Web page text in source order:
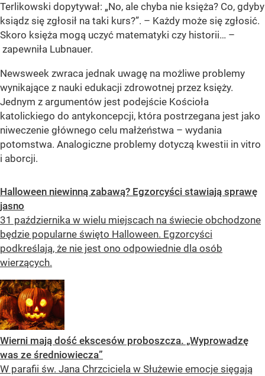
Terlikowski dopytywał: „No, ale chyba nie księża? Co, gdyby
ksiądz się zgłosił na taki kurs?”. – Każdy może się zgłosić.
Skoro księża mogą uczyć matematyki czy historii… –
zapewniła Lubnauer.
Newsweek zwraca jednak uwagę na możliwe problemy
wynikające z nauki edukacji zdrowotnej przez księży.
Jednym z argumentów jest podejście Kościoła
katolickiego do antykoncepcji, która postrzegana jest jako
niweczenie głównego celu małżeństwa – wydania
potomstwa. Analogiczne problemy dotyczą kwestii in vitro
i aborcji.
Halloween niewinną zabawą? Egzorcyści stawiają sprawę
jasno
31 października w wielu miejscach na świecie obchodzone
będzie popularne święto Halloween. Egzorcyści
podkreślają, że nie jest ono odpowiednie dla osób
wierzących.
Wierni mają dość ekscesów proboszcza. „Wyprowadzę
was ze średniowiecza”
W parafii św. Jana Chrzciciela w Służewie emocje sięgają